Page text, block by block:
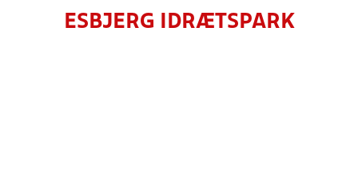
ESBJERG IDRÆTSPARK